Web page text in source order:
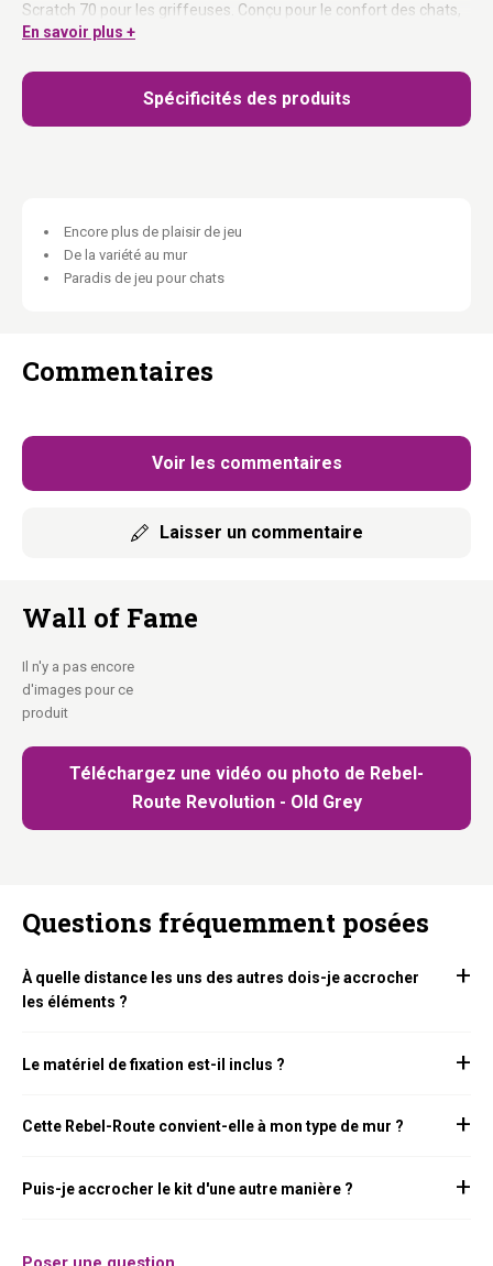
Scratch 70 pour les griffeuses. Conçu pour le confort des chats,
parfait pour les Rebels qui aiment grimper, griffer et se détendre
disposition à la taille et aux capacités de tes chats. Coussins
faciles à laver avec fermeture éclair invisible. Matériel de
montage inclus.
1x Climb 1560, 2x Post 1560, 2x Level 35, 1x Oval Office 60, 1x
Scratch 70, 1x Relax 50, 1x Horizon 1530, 1x Step 25, 1x Hang
Round 1548, 2x vis de connexion
Matériel de montage inclus :
l’agencement final.
Ton mur. Leur paradis.
En savoir plus +
Spécificités des produits
Encore plus de plaisir de jeu
De la variété au mur
Paradis de jeu pour chats
Commentaires
Voir les commentaires
Laisser un commentaire
Wall of Fame
Téléchargez une vidéo ou photo de Rebel-
Route Revolution - Old Grey
Il n'y a pas encore
d'images pour ce
produit
Questions fréquemment posées
À quelle distance les uns des autres dois-je accrocher
les éléments ?
Le matériel de fixation est-il inclus ?
Cette Rebel-Route convient-elle à mon type de mur ?
Puis-je accrocher le kit d'une autre manière ?